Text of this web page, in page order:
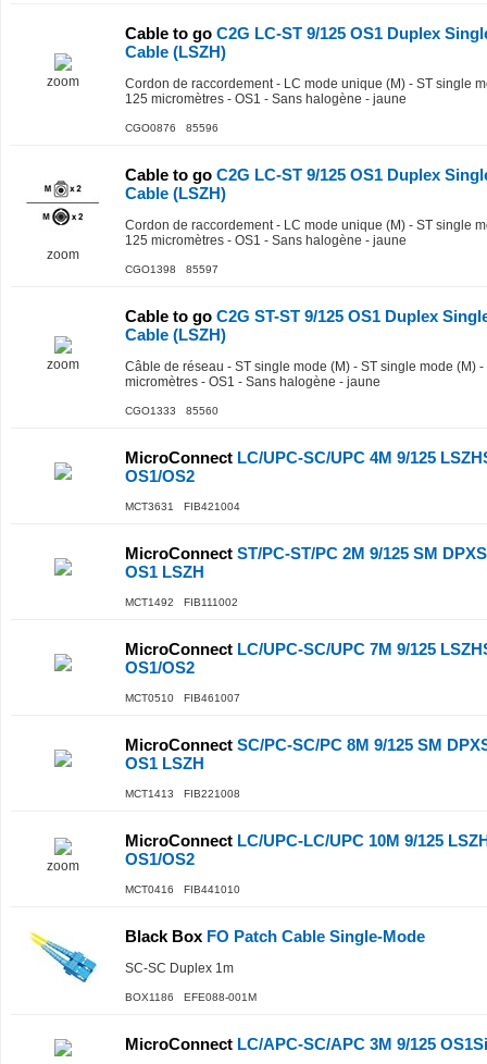
zoom
Cable to go C2G LC-ST 9/125 OS1 Duplex
Cable (LSZH)
Cordon de raccordement - LC mode unique (M) - ST single
125 micromètres - OS1 - Sans halogène - jaune
CGO0876 85596
zoom
Cable to go C2G LC-ST 9/125 OS1 Duplex
Cable (LSZH)
Cordon de raccordement - LC mode unique (M) - ST single
125 micromètres - OS1 - Sans halogène - jaune
CGO1398 85597
zoom
Cable to go C2G ST-ST 9/125 OS1 Duplex
Cable (LSZH)
Câble de réseau - ST single mode (M) - ST single mode (M)
micromètres - OS1 - Sans halogène - jaune
CGO1333 85560
MicroConnect LC/UPC-SC/UPC 4M 9/125
OS1/OS2
MCT3631 FIB421004
MicroConnect ST/PC-ST/PC 2M 9/125 SM
OS1 LSZH
MCT1492 FIB111002
MicroConnect LC/UPC-SC/UPC 7M 9/125
OS1/OS2
MCT0510 FIB461007
MicroConnect SC/PC-SC/PC 8M 9/125 SM
OS1 LSZH
MCT1413 FIB221008
zoom
MicroConnect LC/UPC-LC/UPC 10M 9/125
OS1/OS2
MCT0416 FIB441010
Black Box FO Patch Cable Single-Mode
SC-SC Duplex 1m
BOX1186 EFE088-001M
MicroConnect LC/APC-SC/APC 3M 9/125